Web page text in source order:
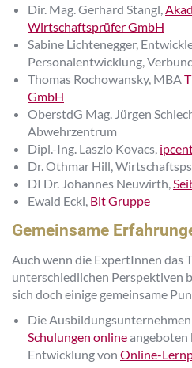
Dir. Mag. Gerhard Stangl,
Wirtschaftsprüfer GmbH
Sabine Lichtenegger,
Personalentwicklung,
Thomas Rochowansky, MBA
GmbH
OberstdG Mag. Jürgen
Abwehrzentrum
Dipl.-Ing. Laszlo Kovacs,
Dr. Othmar Hill,
DI Dr. Johannes Neuwirth,
Ewald Eckl, Bit Gruppe
Gemeinsame
Auch wenn die ExpertInnen das
unterschiedlichen Perspektiven
sich doch einige gemeinsame
Die
Schulungen onlineangeboten
Entwicklung von Online-